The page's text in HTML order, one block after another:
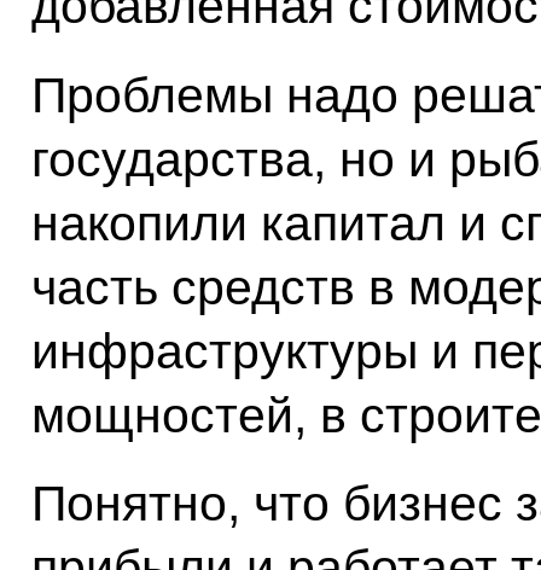
Проблемы надо
государства, но и
накопили капитал и
часть средств в
инфраструктуры и
мощностей, в
Понятно, что бизнес